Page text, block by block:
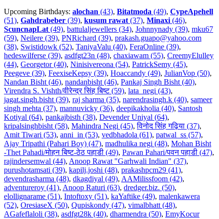
Upcoming Birthdays: alochan (43), Bitatmoda (49), CypeApehell
(51), Gahdrabeber (39), kusum rawat(37), Minaxi(46),
ScuncnapLat(49), battulaljewellers (34), Johnnynady (39), mku67
(59), Neilere (39), PNRichard (39), prakash.guapo@yahoo.com
(38), Swistidowk (52), TaniyaValu (40), FeraOnline (39),
hedeswilferse (39), asdfgt23n (48), chaxiawam (55), CreemyElulley
(44), Georgetor (40), Ninisivereona (54), PatrickSemy (45),
Peegeve (39), FeexiseKepsy (39), Hoaccandy (49), JulianVop (50),
Nandan Bisht (46), nandanbisht (46), Pankaj Singh Bisht (40),
Virendra S. Vishth/वीरेन्द्र सिंह बिष्ट (59), lata_negi (43),
jagat.singh.bisht (39), raj sharma (35), narendrasingh.k (40), sameer
singh mehta (37), mannuvicky (36), deepikakholia (40), Santosh
Kotiyal (64), pankajbisth (38), Devender Uniyal (64),
kripalsinghbisht (58), Mahindra Negi (45),विनोद सिंह गढ़िया (37),
Amit Tiwari (53), anni_in (53), vedbhadola (61), patwal_ss (57),
Ajay Tripathi (Pahari Boy) (47), madhulika negi (48), Mohan Bisht
-Thet Pahadi/मोहन बिष्ट-ठेठ पहाडी (49), Pawan Pahari/पवन पहाडी (47),
rajindersemwal (44), Anoop Rawat "Garhwali Indian" (37),
purushotamsati (39), kapilj.joshi (48), prakashpcm29 (41),
devendrasharma (48), dkagdiyal (49), AAMilissfoom (42),
adventureroy (41), Anoop Raturi (63), dredger.biz. (50),
elollignarame (51), Intoftoxy (51), kaYaftike (49), malenkawera
(52), OresiaseX (50), Qupiskondy (47), vimalbhatt (48),
AGafeflaloli (38), asdfgt28k (40), dharmendra (50), EmyKocur